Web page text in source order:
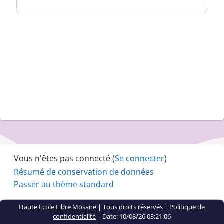
Vous n'êtes pas connecté (Se connecter)
Résumé de conservation de données
Passer au thème standard
Haute Ecole Libre Mosane | Tous droits réservés | Politique de
confidentialité | Date: 10/08/26 03:21:06